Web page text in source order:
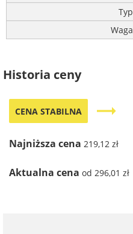
Typ
Waga
Historia ceny
CENA STABILNA trending_flat
Najniższa cena 219,12 zł
Aktualna cena od 296,01 zł